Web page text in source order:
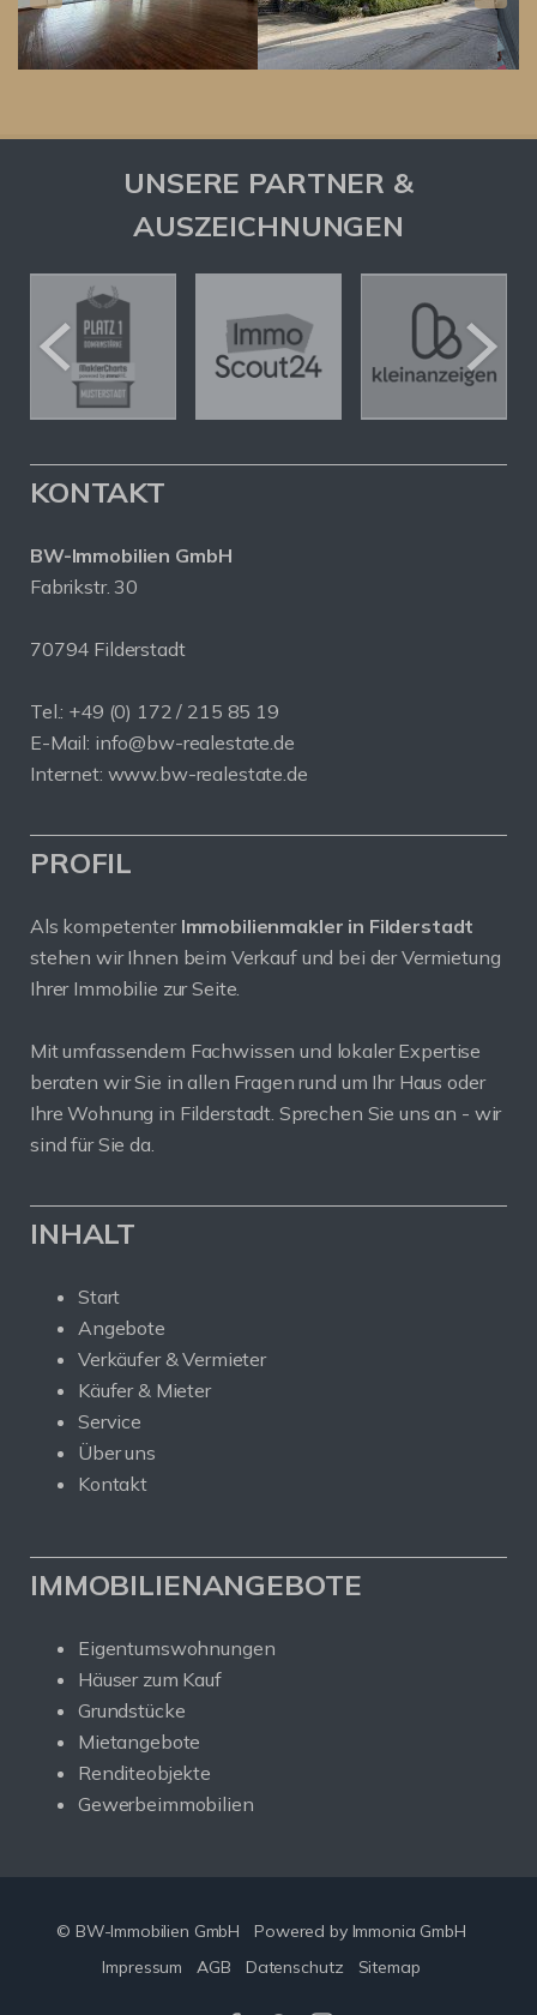
UNSERE PARTNER &
AUSZEICHNUNGEN
KONTAKT
BW-Immobilien GmbH
Fabrikstr. 30
70794 Filderstadt
Tel.: +49 (0) 172 / 215 85 19
E-Mail: info@bw-realestate.de
Internet: www.bw-realestate.de
PROFIL
Als kompetenter Immobilienmakler in Filderstadt
stehen wir Ihnen beim Verkauf und bei der Vermietung
Ihrer Immobilie zur Seite.
Mit umfassendem Fachwissen und lokaler Expertise
beraten wir Sie in allen Fragen rund um Ihr Haus oder
Ihre Wohnung in Filderstadt. Sprechen Sie uns an - wir
sind für Sie da.
INHALT
Start
Angebote
Verkäufer & Vermieter
Käufer & Mieter
Service
Über uns
Kontakt
IMMOBILIENANGEBOTE
Eigentumswohnungen
Häuser zum Kauf
Grundstücke
Mietangebote
Renditeobjekte
Gewerbeimmobilien
© BW-Immobilien GmbH
Powered by Immonia GmbH
Impressum
AGB Datenschutz Sitemap